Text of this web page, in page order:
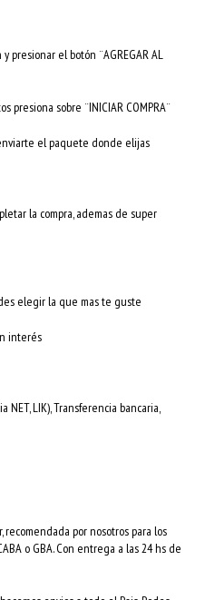
el botón ¨AGREGAR AL
sobre ¨INICIAR COMPRA¨
el paquete donde elijas
la compra, ademas de super
elegir la que mas te guste
interés
NET, LIK), Transferencia bancaria,
por nosotros para los
o GBA. Con entrega a las 24 hs de